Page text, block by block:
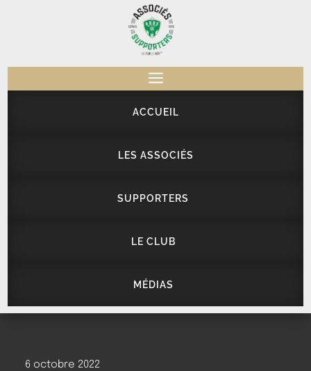
a
ACCUEIL
LES ASSOCIÉS
SUPPORTERS
LE CLUB
MÉDIAS
6 octobre 2022